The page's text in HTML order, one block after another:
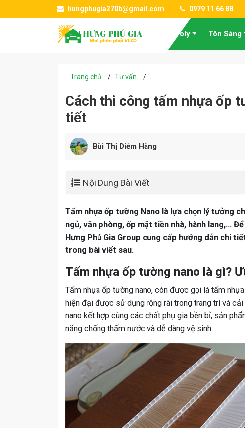
hungphugia270b@gmail.com 0979 11 66 88
Tấm Poly Tôn Sáng
Trang chủ / Tư vấn /
Cách thi công tấm nhựa ốp
tiết
Bùi Thị Diễm Hằng
Nội Dung Bài Viết
Tấm nhựa ốp tường Nano là lựa chọn lý tưởng
ngủ, văn phòng, ốp mặt tiền nhà, hành lang,…
Hưng Phú Gia Group cung cấp hướng dẫn chi
trong bài viết sau.
Tấm nhựa ốp tường nano là gì?
Tấm nhựa ốp tường nano, còn được gọi là tấm
hiện đại được sử dụng rộng rãi trong trang trí và
nano kết hợp cùng các chất phụ gia bền bỉ, sản
năng chống thấm nước và dễ dàng vệ sinh.